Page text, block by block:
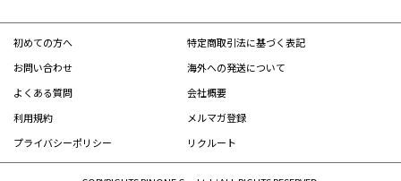
初めての方へ
お問い合わせ
よくある質問
利用規約
プライバシーポリシー
特定商取引法に基づく表記
海外への発送について
会社概要
メルマガ登録
リクルート